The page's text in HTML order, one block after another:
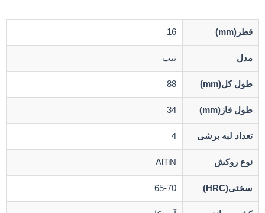
قطر(mm) 16
مدل تیپ
طول کل(mm) 88
طول فاز(mm) 34
تعداد لبه برشی 4
نوع روکش AlTiN
سختی(HRC) 65-70